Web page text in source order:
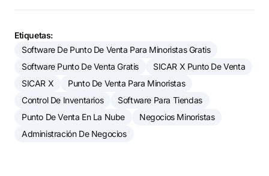
Etiquetas:
Software De Punto De Venta Para Minoristas Gratis
Software Punto De Venta Gratis
SICAR X Punto De Venta
SICAR X
Punto De Venta Para Minoristas
Control De Inventarios
Software Para Tiendas
Punto De Venta En La Nube
Negocios Minoristas
Administración De Negocios